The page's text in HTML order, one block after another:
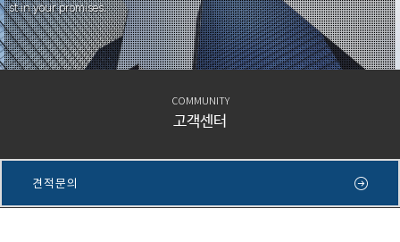
st in your promises.
COMMUNITY
고객센터
견적문의